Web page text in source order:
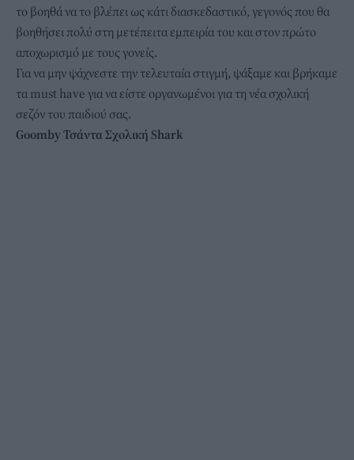
το βοηθά να το βλέπει ως κάτι διασκεδαστικό, γεγονός που θα
βοηθήσει πολύ στη μετέπειτα εμπειρία του και στον πρώτο
αποχωρισμό με τους γονείς.
Για να μην ψάχνεστε την τελευταία στιγμή, ψάξαμε και βρήκαμε
τα must have για να είστε οργανωμένοι για τη νέα σχολική
σεζόν του παιδιού σας.
Goomby Τσάντα Σχολική Shark